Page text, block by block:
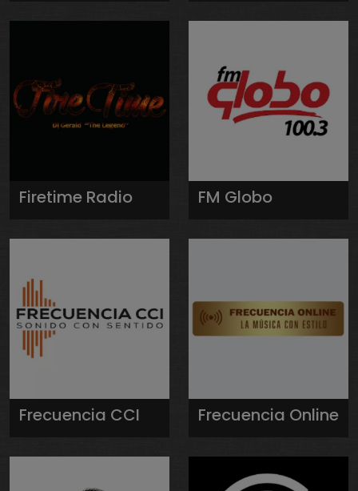
Firetime Radio FM Globo
Frecuencia CCI Frecuencia Online